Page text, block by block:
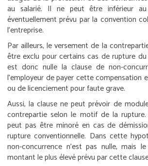
au salarié. Il ne peut être inférieur
éventuellement prévu par la convention
l’entreprise.
Par ailleurs, le versement de la
être exclu pour certains cas de rupture
est donc nulle la clause de non-
l’employeur de payer cette compensation
ou de licenciement pour faute grave.
Aussi, la clause ne peut prévoir de
contrepartie selon le motif de la
peut pas être minoré en cas de
rupture conventionnelle. Dans cette
non-concurrence n’est pas nulle, mais
montant le plus élevé prévu par cette